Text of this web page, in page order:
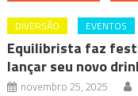
DIVERSÃO EVENTOS
Equilibrista faz
lançar seu novo
novembro 25, 2025